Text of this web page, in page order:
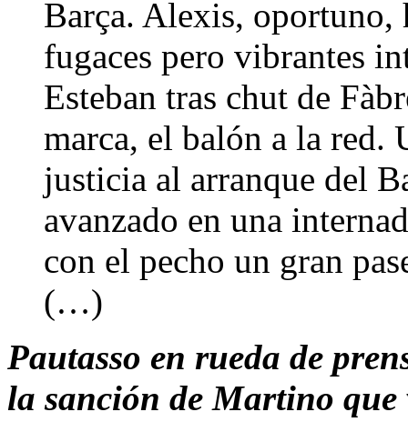
Barça. Alexis, oportuno,
fugaces pero vibrantes
Esteban tras chut de
marca, el balón a la red.
justicia al arranque del
avanzado en una
con el pecho un gran
(…)
Pautasso en rueda de
la sanción de Martino